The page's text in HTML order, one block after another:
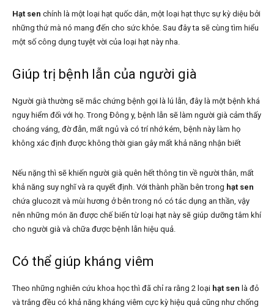
Hạt sen chính là một loại hạt quốc dân, một loại hạt thực sự kỳ diệu bởi
những thứ mà nó mang đến cho sức khỏe. Sau đây ta sẽ cùng tìm hiểu
một số công dụng tuyệt vời của loại hạt này nha.
Giúp trị bệnh lẫn của người già
Người già thường sẽ mắc chứng bệnh gọi là lú lẫn, đây là một bệnh khá
nguy hiểm đối với họ. Trong Đông y, bệnh lẫn sẽ làm người già cảm thấy
choáng váng, đờ đẫn, mất ngủ và có trí nhớ kém, bệnh này làm họ
không xác định được không thời gian gây mất khả năng nhận biết
Nếu nặng thì sẽ khiến người già quên hết thông tin về người thân, mất
khả năng suy nghĩ và ra quyết định. Với thành phần bên trong hạt sen
chứa glucozit và mùi hương ở bên trong nó có tác dụng an thần, vậy
nên những món ăn được chế biến từ loại hạt này sẽ giúp dưỡng tâm khí
cho người già và chữa được bệnh lẫn hiệu quả.
Có thể giúp kháng viêm
Theo những nghiên cứu khoa học thì đã chỉ ra rằng 2 loại hạt sen là đỏ
và trắng đều có khả năng kháng viêm cực kỳ hiệu quả cũng như chống